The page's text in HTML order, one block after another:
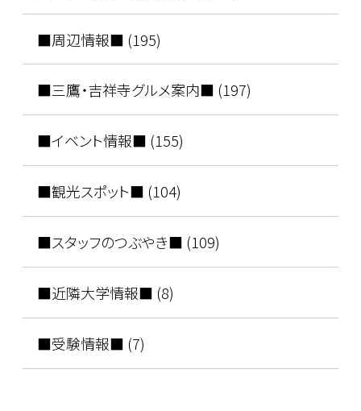
■周辺情報■ (195)
■三鷹・吉祥寺グルメ案内■ (197)
■イベント情報■ (155)
■観光スポット■ (104)
■スタッフのつぶやき■ (109)
■近隣大学情報■ (8)
■受験情報■ (7)